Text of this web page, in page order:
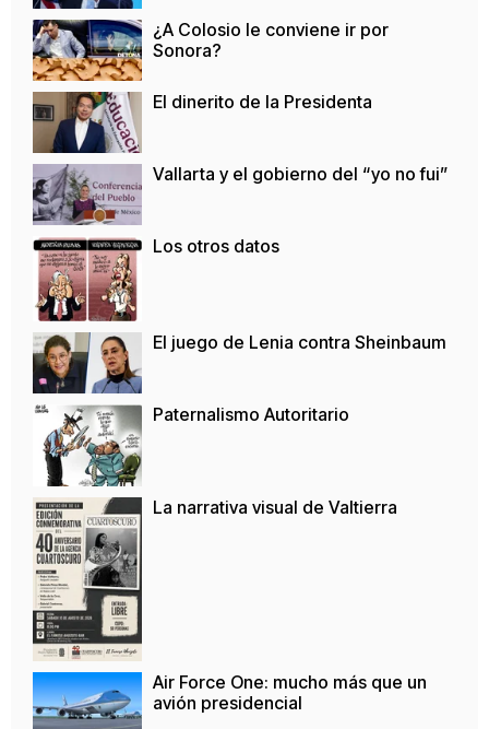
¿A Colosio le conviene ir por
Sonora?
El dinerito de la Presidenta
Vallarta y el gobierno del “yo no fui”
Los otros datos
El juego de Lenia contra Sheinbaum
Paternalismo Autoritario
La narrativa visual de Valtierra
Air Force One: mucho más que un
avión presidencial